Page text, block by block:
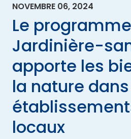
NOVEMBRE 06, 2024
Le
Jardinière-
apporte les
la nature
locaux